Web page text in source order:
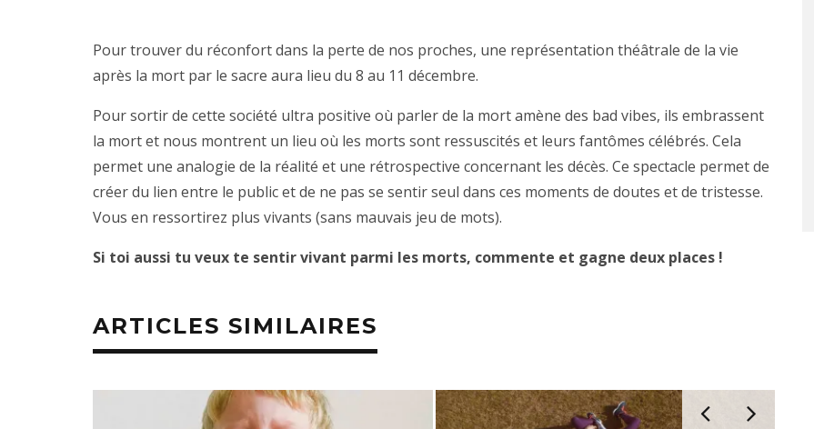
Pour trouver du réconfort dans la perte de nos proches, une représentation théâtrale de la vie
après la mort par le sacre aura lieu du 8 au 11 décembre.
Pour sortir de cette société ultra positive où parler de la mort amène des bad vibes, ils embrassent
la mort et nous montrent un lieu où les morts sont ressuscités et leurs fantômes célébrés. Cela
permet une analogie de la réalité et une rétrospective concernant les décès. Ce spectacle permet de
créer du lien entre le public et de ne pas se sentir seul dans ces moments de doutes et de tristesse.
Vous en ressortirez plus vivants (sans mauvais jeu de mots).
Si toi aussi tu veux te sentir vivant parmi les morts, commente et gagne deux places !
ARTICLES SIMILAIRES